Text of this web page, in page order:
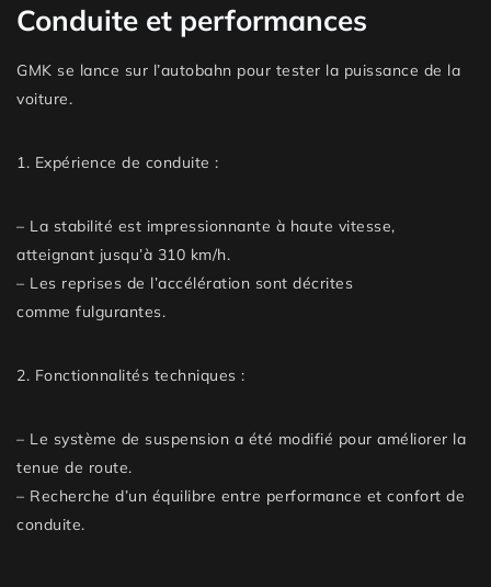
Conduite et performances
GMK se lance sur l’autobahn pour tester la puissance de la
voiture.
1. Expérience de conduite :
– La stabilité est impressionnante à haute vitesse,
atteignant jusqu’à 310 km/h.
– Les reprises de l’accélération sont décrites
comme fulgurantes.
2. Fonctionnalités techniques :
– Le système de suspension a été modifié pour améliorer la
tenue de route.
– Recherche d’un équilibre entre performance et confort de
conduite.